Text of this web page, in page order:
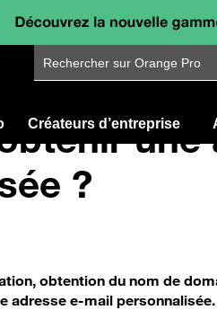
Rechercher sur Orange Pro
Créateurs d’entreprise
une
?
obtention du nom de
adresse e-mail personnalisée.